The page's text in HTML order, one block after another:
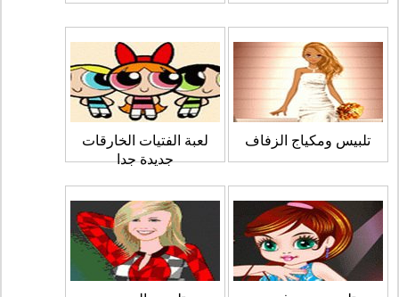
تلبيس ومكياج الزفاف
لعبة الفتيات الخارقات
جديدة جدا